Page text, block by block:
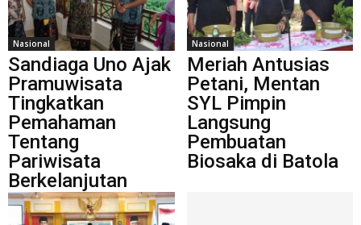
Nasional
Sandiaga Uno Ajak
Pramuwisata
Tingkatkan
Pemahaman
Tentang
Pariwisata
Berkelanjutan
Nasional
Meriah Antusias
Petani, Mentan
SYL Pimpin
Langsung
Pembuatan
Biosaka di Batola